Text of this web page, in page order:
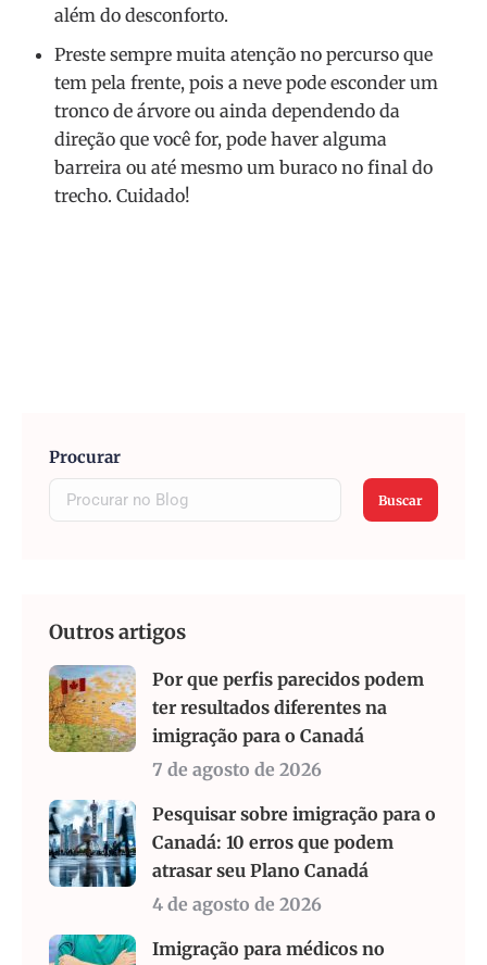
além do desconforto.
Preste sempre muita atenção no percurso que
tem pela frente, pois a neve pode esconder um
tronco de árvore ou ainda dependendo da
direção que você for, pode haver alguma
barreira ou até mesmo um buraco no final do
trecho. Cuidado!
Procurar
Buscar
Outros artigos
Por que perfis parecidos podem
ter resultados diferentes na
imigração para o Canadá
7 de agosto de 2026
Pesquisar sobre imigração para o
Canadá: 10 erros que podem
atrasar seu Plano Canadá
4 de agosto de 2026
Imigração para médicos no